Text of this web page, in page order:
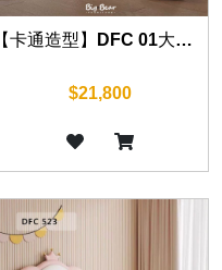
【卡通造型】DFC 01大耳狗 床組 另有四尺
$21,800